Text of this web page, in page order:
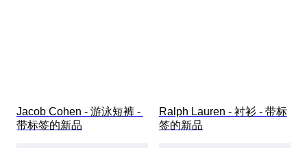
Jacob Cohen - 游泳短裤 -
带标签的新品
Ralph Lauren - 衬衫 - 带标
签的新品